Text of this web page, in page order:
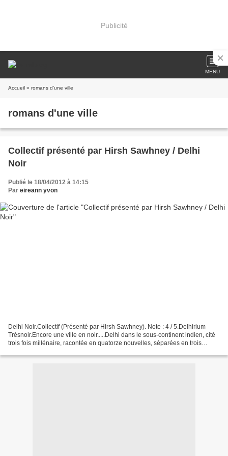
Publicité
MENU
Accueil » romans d'une ville
romans d'une ville
Collectif présenté par Hirsh Sawhney / Delhi
Noir
Publié le 18/04/2012 à 14:15
Par eireann yvon
Delhi Noir.Collectif (Présenté par Hirsh Sawhney). Note : 4 / 5.Delhirium
Trèsnoir.Encore une ville en noir.....Delhi dans le sous-continent indien, cité
trois fois millénaire, racontée en quatorze nouvelles, séparées en trois